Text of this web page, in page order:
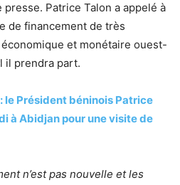
presse. Patrice Talon a appelé à
de financement de très
et monétaire ouest-
il prendra part.
le Président béninois Patrice
à Abidjan pour une visite de
n’est pas nouvelle et les